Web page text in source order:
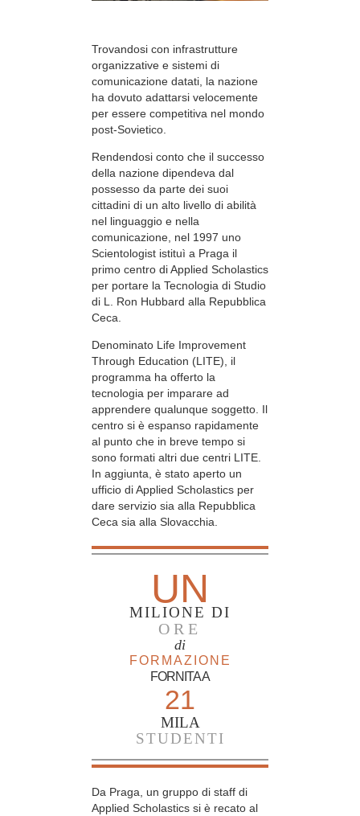
Trovandosi con infrastrutture
organizzative e sistemi di
comunicazione datati, la nazione
ha dovuto adattarsi velocemente
per essere competitiva nel mondo
post-Sovietico
Rendendosi conto che il successo
della nazione dipendeva dal
possesso da parte dei suoi
cittadini di un alto livello di abilità
nel linguaggio e nella
comunicazione, nel 1997 uno
Scientologist istituì a Praga il
primo centro di Applied Scholastics
per portare la Tecnologia di Studio
di L. Ron Hubbard alla Repubblica
Ceca.
Denominato Life Improvement
Through Education (LITE), il
programma ha offerto la
tecnologia per imparare ad
apprendere qualunque soggetto. Il
centro si è espanso rapidamente
al punto che in breve tempo si
sono formati altri due centri LITE.
In aggiunta, è stato aperto un
ufficio di Applied Scholastics per
dare servizio sia alla Repubblica
Ceca sia alla Slovacchia.
UN
MILIONE DI
ORE
di
FORMAZIONE
FORNITA A
21
MILA
STUDENTI
Da Praga, un gruppo di staff di
Applied Scholastics si è recato al